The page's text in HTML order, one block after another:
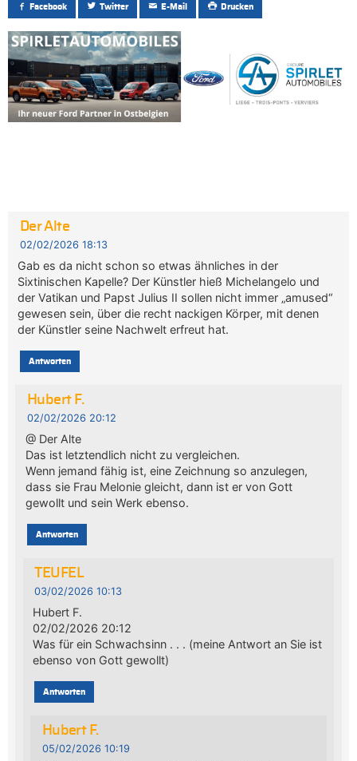
Facebook Twitter E-Mail Drucken
Der Alte
02/02/2026 18:13
Gab es da nicht schon so etwas ähnliches in der
Sixtinischen Kapelle? Der Künstler hieß Michelangelo und
der Vatikan und Papst Julius II sollen nicht immer „amused“
gewesen sein, über die recht nackigen Körper, mit denen
der Künstler seine Nachwelt erfreut hat.
Antworten
Hubert F.
02/02/2026 20:12
@ Der Alte
Das ist letztendlich nicht zu vergleichen.
Wenn jemand fähig ist, eine Zeichnung so anzulegen,
dass sie Frau Melonie gleicht, dann ist er von Gott
gewollt und sein Werk ebenso.
Antworten
TEUFEL
03/02/2026 10:13
Hubert F.
02/02/2026 20:12
Was für ein Schwachsinn . . . (meine Antwort an Sie ist
ebenso von Gott gewollt)
Antworten
Hubert F.
05/02/2026 10:19